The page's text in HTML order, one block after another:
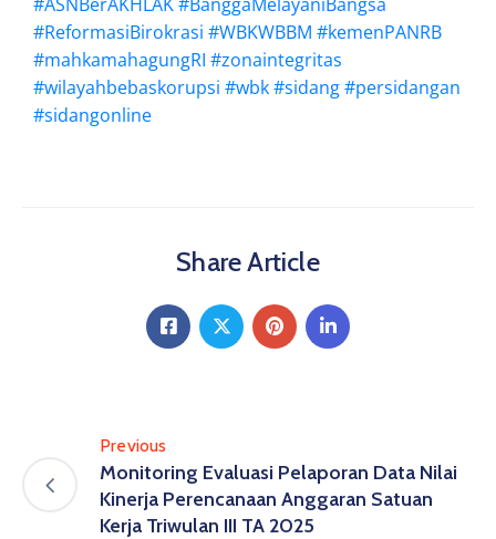
#ReformasiBirokrasi #WBKWBBM #kemenPANRB
#mahkamahagungRI #zonaintegritas
#wilayahbebaskorupsi #wbk#sidang#persidangan
#sidangonline
Share Article
Previous
Monitoring Evaluasi Pelaporan Data Nilai
Kinerja Perencanaan Anggaran Satuan
Kerja Triwulan III TA 2025